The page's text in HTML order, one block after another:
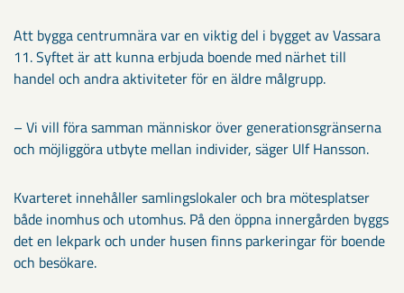
Att bygga centrumnära var en viktig del i bygget av Vassara
11. Syftet är att kunna erbjuda boende med närhet till
handel och andra aktiviteter för en äldre målgrupp.
– Vi vill föra samman människor över generationsgränserna
och möjliggöra utbyte mellan individer, säger Ulf Hansson.
Kvarteret innehåller samlingslokaler och bra mötesplatser
både inomhus och utomhus. På den öppna innergården byggs
det en lekpark och under husen finns parkeringar för boende
och besökare.